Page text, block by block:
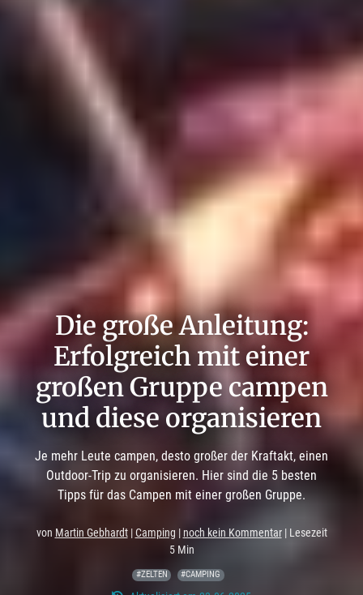
Die große Anleitung:
Erfolgreich mit einer
großen Gruppe campen
und diese organisieren
Je mehr Leute campen, desto großer der Kraftakt, einen
Outdoor-Trip zu organisieren. Hier sind die 5 besten
Tipps für das Campen mit einer großen Gruppe.
von Martin Gebhardt|Camping | noch kein Kommentar| Lesezeit
5 Min
#ZELTEN #CAMPING